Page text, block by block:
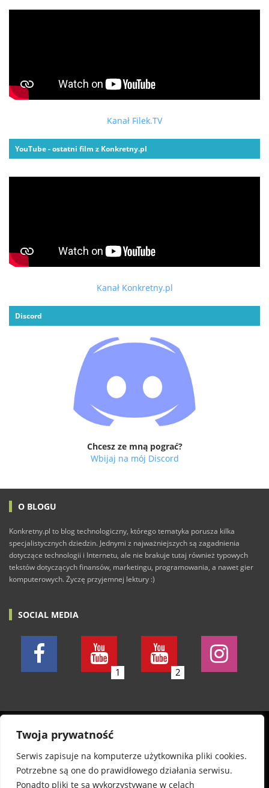
Twoja prywatność
Serwis zapisuje na komputerze użytkownika pliki cookies.
Potrzebne są one do prawidłowego działania serwisu.
Ponadto pliki te są wykorzystywane w celach
Kanał Filek.TV
YouTube - ostatni film z Konkretny.pl
Kanał Konkretny.pl
Discord
Chcesz ze mną pograć?
Wbijaj na mój Discord
O BLOGU
Konkretny.pl to blog technologiczny, którego tematyka porusza kilka
specjalistycznych dziedzin. Jednymi z najważniejszych są zagadnienia
dotyczące technologii i Internetu, ale nie brakuje tutaj również typowych
tekstów dotyczących finansów, marketingu, programowania, a nawet gier
komputerowych. Życzę przyjemnej lektury :)
SOCIAL MEDIA
1 2
© 2011-2026 Konkretny.pl. Wszelkie prawa zastrzeżone.
Wszystkie posty piszę w dobrej wierze. Nie odpowiadam
jednak za wszelkie szkody, treść komentarzy oraz
autentyczność informacji na stronie. Informuję, że